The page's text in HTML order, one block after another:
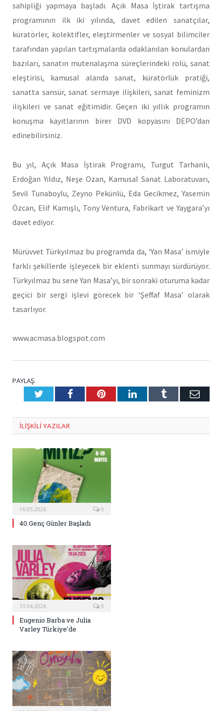
sahipliği yapmaya başladı. Açık Masa İştirak tartışma
programının ilk iki yılında, davet edilen sanatçılar,
küratörler, kolektifler, eleştirmenler ve sosyal bilimciler
tarafından yapılan tartışmalarda odaklanılan konulardan
bazıları, sanatın mutenalaşma süreçlerindeki rolü, sanat
eleştirisi, kamusal alanda sanat, küratörlük pratiği,
sanatta sansür, sanat sermaye ilişkileri, sanat feminizm
ilişkileri ve sanat eğitimidir. Geçen iki yıllık programın
konuşma kayıtlarının birer DVD kopyasını DEPO’dan
edinebilirsiniz.
Bu yıl, Açık Masa İştirak Programı, Turgut Tarhanlı,
Erdoğan Yıldız, Neşe Ozan, Kamusal Sanat Laboratuvarı,
Sevil Tunaboylu, Zeyno Pekünlü, Eda Gecikmez, Yasemin
Özcan, Elif Kamışlı, Tony Ventura, Fabrikart ve Yaygara’yı
davet ediyor.
Mürüvvet Türkyılmaz bu programda da, ‘Yan Masa’ ismiyle
farklı şekillerde işleyecek bir eklenti sunmayı sürdürüyor.
Türkyılmaz bu sene Yan Masa’yı, bir sonraki oturuma kadar
geçici bir sergi işlevi görecek bir ‘Şeffaf Masa’ olarak
tasarlıyor.
www.acmasa.blogspot.com
PAYLAŞ.
TwitterFacebookPinterestLinkedInTumblr E-
ILIŞKILI YAZILAR
16.05.2026 0
40.Genç Günler Başladı
13.04.2026 0
Eugenio Barba ve Julia
Varley Türkiye’de